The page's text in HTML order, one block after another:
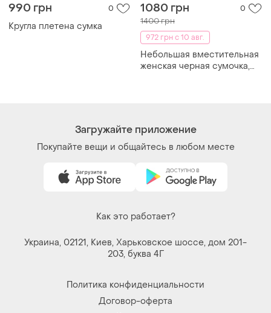
990 грн 0
Кругла плетена сумка
1080 грн 0
1400 грн
972 грн с 10 авг.
Небольшая вместительная
женская черная сумочка,
Загружайте приложение
Покупайте вещи и общайтесь в любом месте
Как это работает?
Украина, 02121, Киев, Харьковское шоссе, дом 201-
203, буква 4Г
Политика конфиденциальности
Договор-оферта